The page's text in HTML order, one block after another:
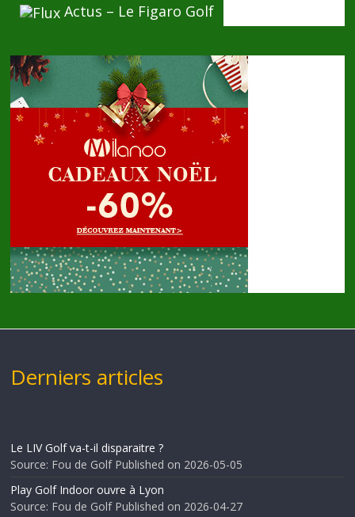
Actus – Le Figaro Golf
Derniers articles
Le LIV Golf va-t-il disparaitre ?
Source: Fou de Golf Published on 2026-05-05
Play Golf Indoor ouvre à Lyon
Source: Fou de Golf Published on 2026-04-27